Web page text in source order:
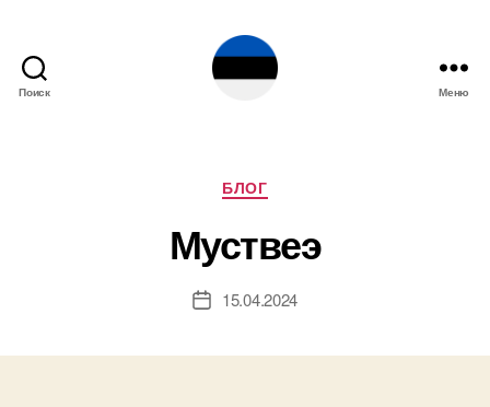
Поиск Меню
Рубрики
БЛОГ
Муствеэ
Дата15.04.2024